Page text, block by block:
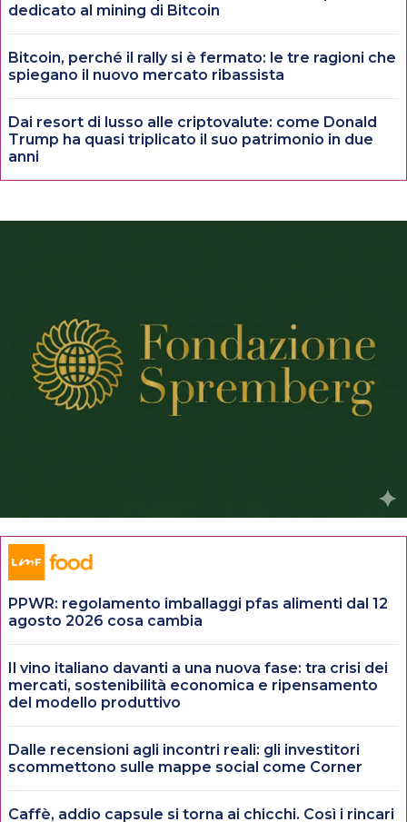
dedicato al mining di Bitcoin
Bitcoin, perché il rally si è fermato: le tre ragioni che
spiegano il nuovo mercato ribassista
Dai resort di lusso alle criptovalute: come Donald
Trump ha quasi triplicato il suo patrimonio in due
anni
PPWR: regolamento imballaggi pfas alimenti dal 12
agosto 2026 cosa cambia
Il vino italiano davanti a una nuova fase: tra crisi dei
mercati, sostenibilità economica e ripensamento
del modello produttivo
Dalle recensioni agli incontri reali: gli investitori
scommettono sulle mappe social come Corner
Caffè, addio capsule si torna ai chicchi. Così i rincari